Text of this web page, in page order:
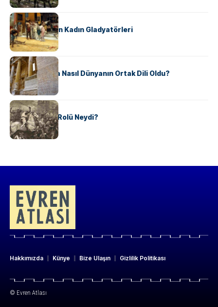
KÜLTÜR
Antik Roma’nın Kadın Gladyatörleri
KÜLTÜR
Antik Yunanca Nasıl Dünyanın Ortak Dili Oldu?
KÜLTÜR
Valdensler’in Rolü Neydi?
Hakkımızda Künye Bize Ulaşın Gizlilik Politikası
© Evren Atlası